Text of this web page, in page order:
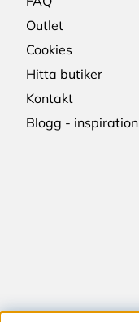
Outlet
Cookies
Hitta butiker
Kontakt
Blogg - inspiration